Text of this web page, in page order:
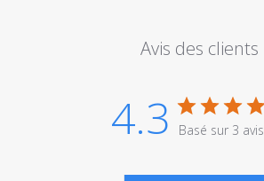
Avis des clients
4.3 Basé sur 3 avis